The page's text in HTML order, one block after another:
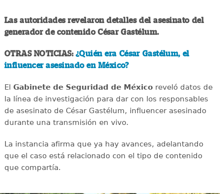
Las autoridades revelaron detalles del asesinato del
generador de contenido César Gastélum.
OTRAS NOTICIAS: ¿Quién era César Gastélum, el
influencer asesinado en México?
El Gabinete de Seguridad de Méxicoreveló datos de
la línea de investigación para dar con los responsables
de asesinato de César Gastélum, influencer asesinado
durante una transmisión en vivo.
La instancia afirma que ya hay avances, adelantando
que el caso está relacionado con el tipo de contenido
que compartía.